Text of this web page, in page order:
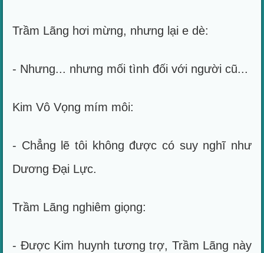
Trầm Lãng hơi mừng, nhưng lại e dè:
- Nhưng... nhưng mối tình đối với người cũ...
Kim Vô Vọng mím môi:
- Chẳng lẽ tôi không được có suy nghĩ như
Dương Đại Lực.
Trầm Lãng nghiêm giọng:
- Được Kim huynh tương trợ, Trầm Lãng này